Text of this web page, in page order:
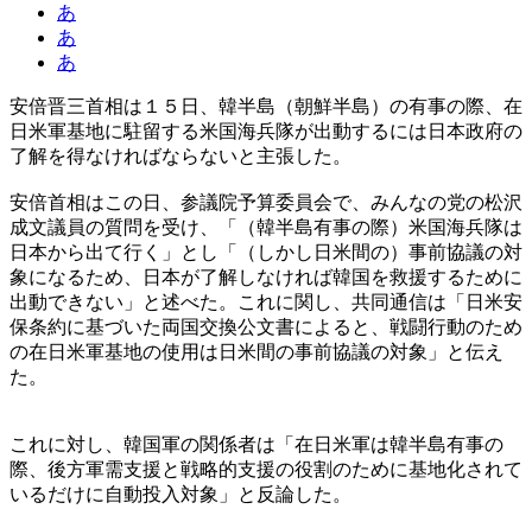
あ
あ
あ
安倍晋三首相は１５日、韓半島（朝鮮半島）の有事の際、在
日米軍基地に駐留する米国海兵隊が出動するには日本政府の
了解を得なければならないと主張した。
安倍首相はこの日、参議院予算委員会で、みんなの党の松沢
成文議員の質問を受け、「（韓半島有事の際）米国海兵隊は
日本から出て行く」とし「（しかし日米間の）事前協議の対
象になるため、日本が了解しなければ韓国を救援するために
出動できない」と述べた。これに関し、共同通信は「日米安
保条約に基づいた両国交換公文書によると、戦闘行動のため
の在日米軍基地の使用は日米間の事前協議の対象」と伝え
た。
これに対し、韓国軍の関係者は「在日米軍は韓半島有事の
際、後方軍需支援と戦略的支援の役割のために基地化されて
いるだけに自動投入対象」と反論した。